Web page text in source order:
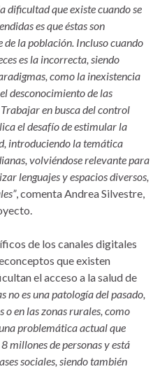
dificultad que existe cuando se
es que éstas son
la población. Incluso cuando
es la incorrecta, siendo
como la inexistencia
desconocimiento de las
en busca del control
el desafío de estimular la
introduciendo la temática
volviéndose relevante para
lenguajes y espacios diversos,
, comenta Andrea Silvestre,
de los canales digitales
que existen
el acceso a la salud de
no es una patología del pasado,
o en las zonas rurales, como
problemática actual que
millones de personas y está
sociales, siendo también